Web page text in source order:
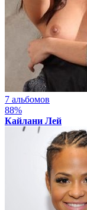
7 альбомов
88%
Кайлани Лей